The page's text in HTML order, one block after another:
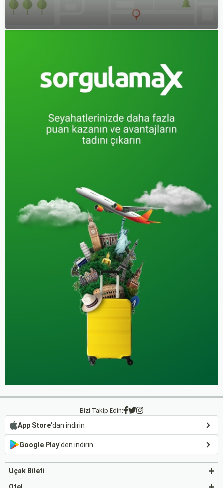
Bizi Takip Edin:
App Store'dan indirin
Google Play'den indirin
Uçak Bileti